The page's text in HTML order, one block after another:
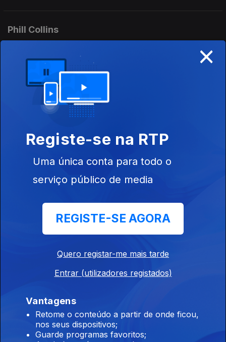
Phill Collins
Ringo Starr
07 jul. 2026
Crosby, Stills, Nash & Young
06 jul. 2026
Anita Ward
30 jun. 2026
×
Registe-se na RTP
Uma única conta para todo o
serviço público de media
REGISTE-SE AGORA
Quero registar-me mais tarde
Entrar (utilizadores registados)
Vantagens
Retome o conteúdo a partir de onde ficou,
nos seus dispositivos;
Guarde programas favoritos;